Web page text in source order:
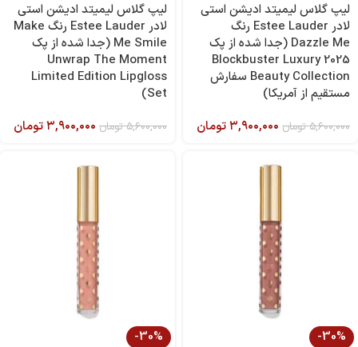
لیپ گلاس لیمیتد ادیشن استی
لادر Estee Lauder رنگ
Dazzle Me (جدا شده از پک
2025 Blockbuster Luxury
Beauty Collection سفارش
مستقیم از آمریکا)
۵,۶۰۰,۰۰۰تومان ۳,۹۰۰,۰۰۰تومان
لیپ گلاس لیمیتد ادیشن استی
لادر Estee Lauder رنگ Make
Me Smile (جدا شده از پک
Unwrap The Moment
Limited Edition Lipgloss
Set)
۵,۶۰۰,۰۰۰تومان ۳,۹۰۰,۰۰۰تومان
-30%
-30%